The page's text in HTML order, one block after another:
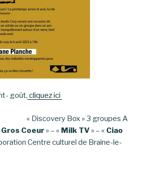
goût, cliquez ici
« Discovery Box » 3 groupes A
Gros Coeur » – « Milk TV » – « Ciao
Centre culturel de Braine-le-